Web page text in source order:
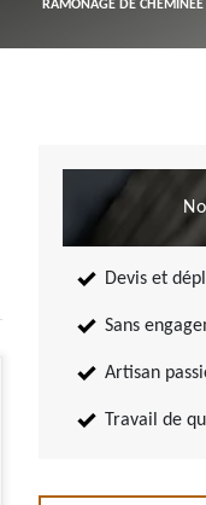
RAMONAGE DE
Devis et
Sans
Artisan
Travail de